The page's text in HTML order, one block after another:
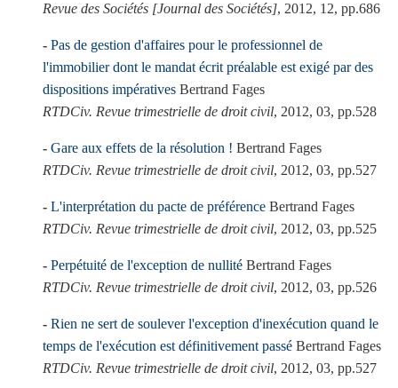
Revue des Sociétés [Journal des Sociétés], 2012, 12, pp.686
Pas de gestion d'affaires pour le professionnel de
l'immobilier dont le mandat écrit préalable est exigé par des
dispositions impératives Bertrand Fages
RTDCiv. Revue trimestrielle de droit civil, 2012, 03, pp.528
Gare aux effets de la résolution ! Bertrand Fages
RTDCiv. Revue trimestrielle de droit civil, 2012, 03, pp.527
L'interprétation du pacte de préférence Bertrand Fages
RTDCiv. Revue trimestrielle de droit civil, 2012, 03, pp.525
Perpétuité de l'exception de nullité Bertrand Fages
RTDCiv. Revue trimestrielle de droit civil, 2012, 03, pp.526
Rien ne sert de soulever l'exception d'inexécution quand le
temps de l'exécution est définitivement passé Bertrand Fages
RTDCiv. Revue trimestrielle de droit civil, 2012, 03, pp.527